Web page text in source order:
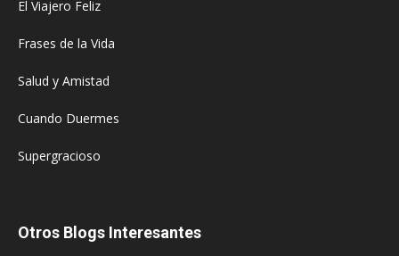
El Viajero Feliz
Frases de la Vida
Salud y Amistad
Cuando Duermes
Supergracioso
Otros Blogs Interesantes